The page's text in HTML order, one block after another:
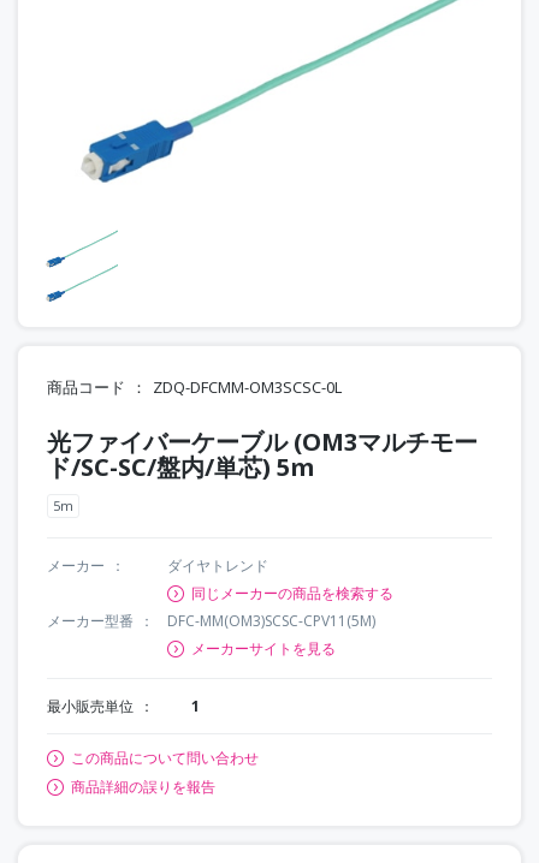
商品コード ZDQ-DFCMM-OM3SCSC-0L
光ファイバーケーブル (OM3マルチモー
ド/SC-SC/盤内/単芯) 5m
5m
メーカー
ダイヤトレンド
同じメーカーの商品を検索する
メーカー型番
DFC-MM(OM3)SCSC-CPV11(5M)
メーカーサイトを見る
最小販売単位 1
この商品について問い合わせ
商品詳細の誤りを報告